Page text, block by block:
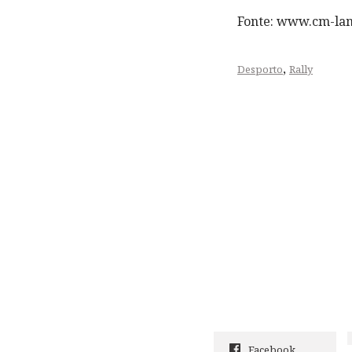
Fonte: www.cm-
Desporto, Rally